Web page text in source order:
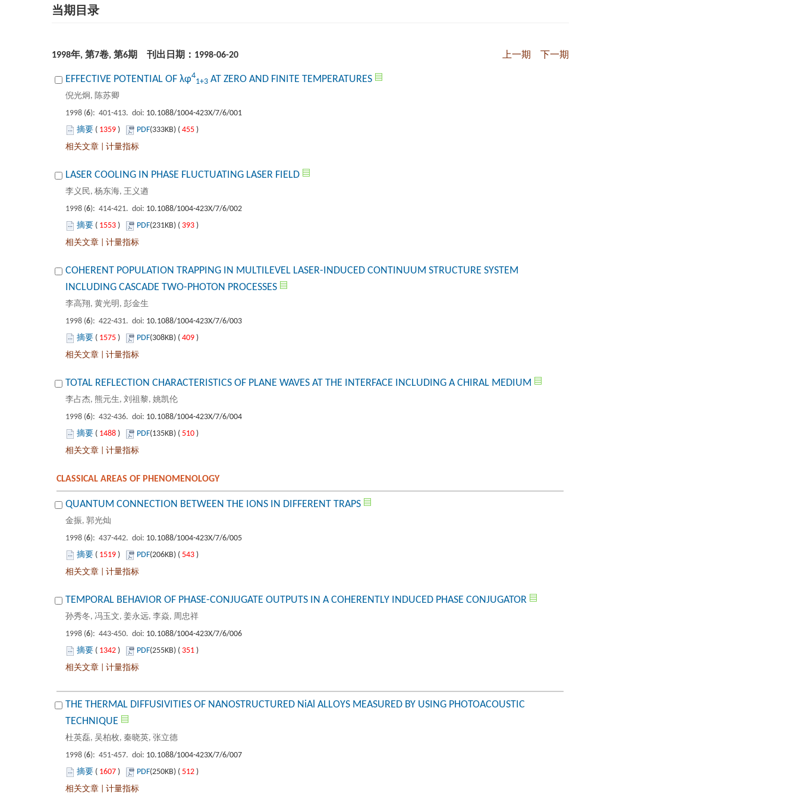
1998年, 第7卷, 第6期 刊出日期：1998-06-20
): 401-413. doi:
1359 ) 455 )
): 414-421. doi:
1553 ) 393 )
COHERENT POPULATION TRAPPING IN MULTILEVEL LASER-INDUCED CONTINUUM STRUCTURE SYSTEM
): 422-431. doi:
1575 ) 409 )
): 432-436. doi:
1488 ) 510 )
): 437-442. doi:
1519 ) 543 )
): 443-450. doi:
1342 ) 351 )
THE THERMAL DIFFUSIVITIES OF NANOSTRUCTURED NiAl ALLOYS MEASURED BY USING PHOTOACOUSTIC
): 451-457. doi:
1607 ) 512 )